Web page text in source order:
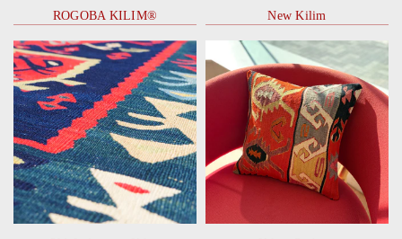
ROGOBA KILIM® New Kilim